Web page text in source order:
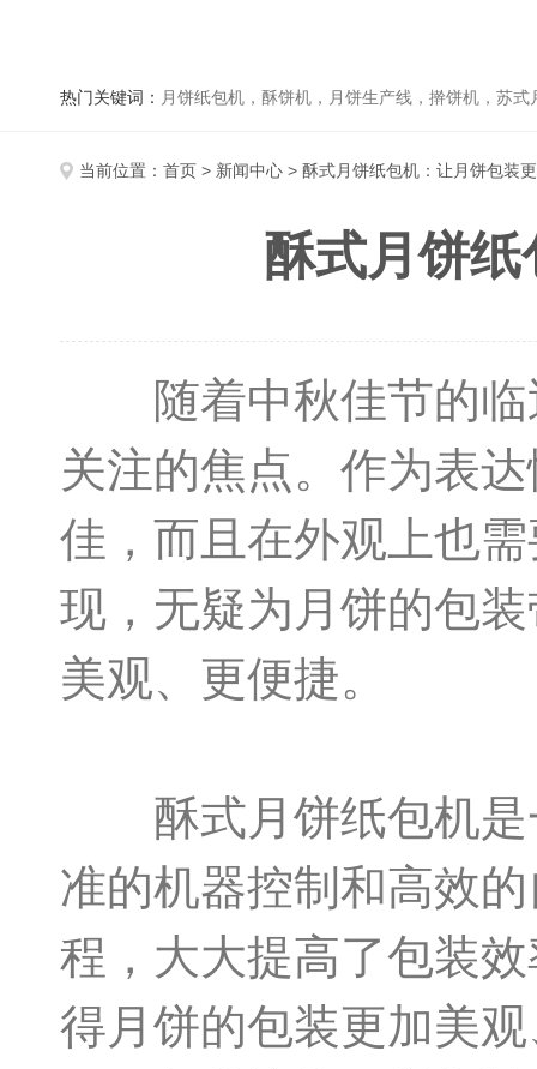
热门关键词： 月饼纸包机，酥饼机，月饼生产线，擀饼机，苏式月饼机，
当前位置： 首页 > 新闻中心 > 酥式月饼纸包机：让月饼包装
酥式月饼
随着中秋佳节的临
关注的焦点。作为表
佳，而且在外观上也
现，无疑为月饼的包
美观、更便捷。
酥式月饼纸包机是
准的机器控制和高效
程，大大提高了包装
得月饼的包装更加美